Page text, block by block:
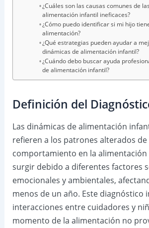
¿Cuáles son las causas comunes de
alimentación infantil ineficaces?
¿Cómo puedo identificar si mi hijo
alimentación?
¿Qué estrategias pueden ayudar a
dinámicas de alimentación infantil?
¿Cuándo debo buscar ayuda
de alimentación infantil?
Definición del
Las dinámicas de alimentación
refieren a los patrones alterados de
comportamiento en la alimentación
surgir debido a diferentes factores
emocionales y ambientales,
menos de un año. Este diagnóstico
interacciones entre cuidadores y
momento de la alimentación no